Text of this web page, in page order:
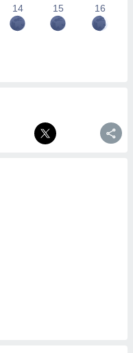
14 15 16